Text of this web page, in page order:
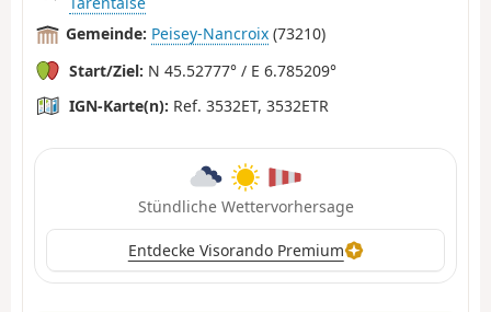
Gemeinde: Peisey-Nancroix (73210)
Start/Ziel: N 45.52777° / E 6.785209°
IGN-Karte(n): Ref. 3532ET, 3532ETR
Stündliche Wettervorhersage
Entdecke Visorando Premium